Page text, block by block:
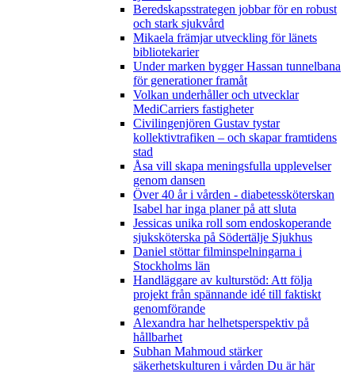
Beredskapsstrategen jobbar för en robust
och stark sjukvård
Mikaela främjar utveckling för länets
bibliotekarier
Under marken bygger Hassan tunnelbana
för generationer framåt
Volkan underhåller och utvecklar
MediCarriers fastigheter
Civilingenjören Gustav tystar
kollektivtrafiken – och skapar framtidens
stad
Åsa vill skapa meningsfulla upplevelser
genom dansen
Över 40 år i vården - diabetessköterskan
Isabel har inga planer på att sluta
Jessicas unika roll som endoskoperande
sjuksköterska på Södertälje Sjukhus
Daniel stöttar filminspelningarna i
Stockholms län
Handläggare av kulturstöd: Att följa
projekt från spännande idé till faktiskt
genomförande
Alexandra har helhetsperspektiv på
hållbarhet
Subhan Mahmoud stärker
säkerhetskulturen i vården Du är här